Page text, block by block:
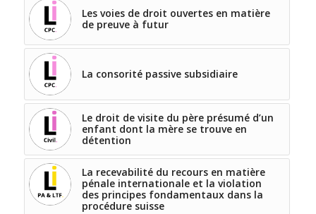
Les voies de droit ouvertes en matière
de preuve à futur
La consorité passive subsidiaire
Le droit de visite du père présumé d’un
enfant dont la mère se trouve en
détention
La recevabilité du recours en matière
pénale internationale et la violation
des principes fondamentaux dans la
procédure suisse